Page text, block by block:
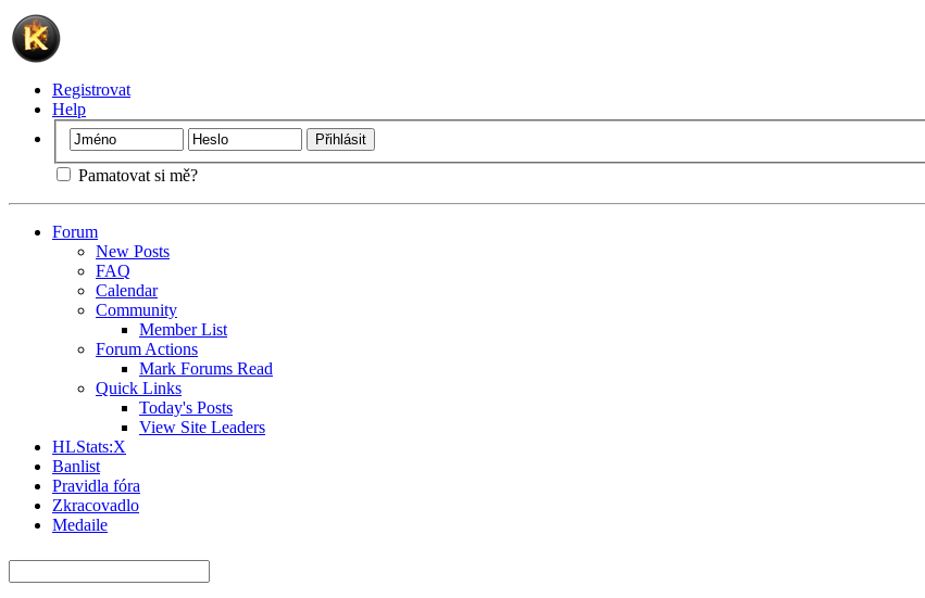
Registrovat
Help
Pamatovat si mě?
Forum
New Posts
FAQ
Calendar
Community
Member List
Forum Actions
Mark Forums Read
Quick Links
Today's Posts
View Site Leaders
HLStats:X
Banlist
Pravidla fóra
Zkracovadlo
Medaile